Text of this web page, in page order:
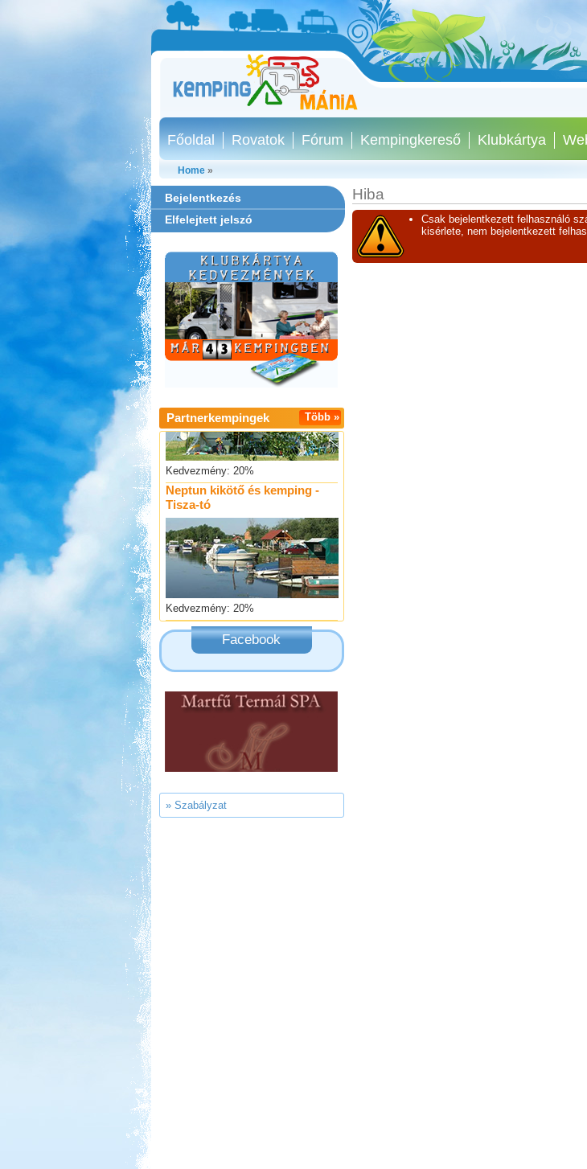
Főoldal Rovatok Fórum Kempingkereső Klubkártya
Home»
Bejelentkezés
Elfelejtett jelszó
Több »
Partnerkempingek
Park Strand Kemping és
Túrafalu
Kedvezmény: 20%
Neptun kikötő és kemping -
Tisza-tó
Kedvezmény: 20%
Szentkút Kemping
Castrum Gyógykemping és
Panzió, Hévíz
Facebook
» Szabályzat
Hiba
Csak bejelentkezett felhasználó
kisérlete, nem bejelentkezett